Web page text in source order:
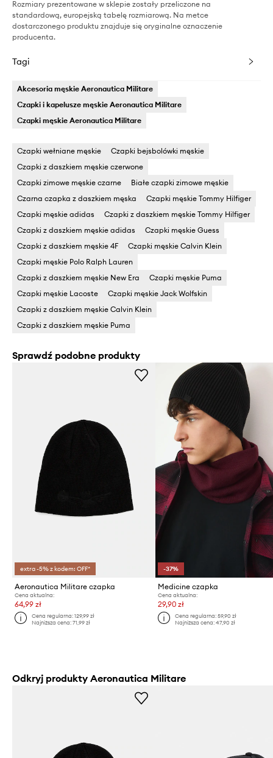
Rozmiary prezentowane w sklepie zostały przeliczone na
standardową, europejską tabelę rozmiarową. Na metce
dostarczonego produktu znajduje się oryginalne oznaczenie
producenta.
Tagi
Akcesoria męskie Aeronautica Militare
Czapki i kapelusze męskie Aeronautica Militare
Czapki męskie Aeronautica Militare
Czapki wełniane męskie
Czapki bejsbolówki męskie
Czapki z daszkiem męskie czerwone
Czapki zimowe męskie czarne
Białe czapki zimowe męskie
Czarna czapka z daszkiem męska
Czapki męskie Tommy Hilfiger
Czapki męskie adidas
Czapki z daszkiem męskie Tommy Hilfiger
Czapki z daszkiem męskie adidas
Czapki męskie Guess
Czapki z daszkiem męskie 4F
Czapki męskie Calvin Klein
Czapki męskie Polo Ralph Lauren
Czapki z daszkiem męskie New Era
Czapki męskie Puma
Czapki męskie Lacoste
Czapki męskie Jack Wolfskin
Czapki z daszkiem męskie Calvin Klein
Czapki z daszkiem męskie Puma
Sprawdź podobne produkty
extra -5% z kodem: OFF*
Aeronautica Militare czapka
Cena aktualna:
64,99 zł
Cena regularna:129,99 zł
Najniższa cena:71,99 zł
-37%
Medicine czapka
Cena aktualna:
29,90 zł
Cena regularna: 59,90 zł
Najniższa cena: 47,90 zł
Odkryj produkty Aeronautica Militare